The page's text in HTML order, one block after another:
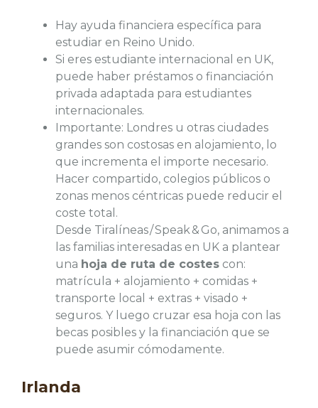
Hay ayuda financiera específica para
estudiar en Reino Unido.
Si eres estudiante internacional en UK,
puede haber préstamos o financiación
privada adaptada para estudiantes
internacionales.
Importante: Londres u otras ciudades
grandes son costosas en alojamiento, lo
que incrementa el importe necesario.
Hacer compartido, colegios públicos o
zonas menos céntricas puede reducir el
coste total.
Desde Tiralíneas / Speak & Go, animamos a
las familias interesadas en UK a plantear
una hoja de ruta de costes con:
matrícula + alojamiento + comidas +
transporte local + extras + visado +
seguros. Y luego cruzar esa hoja con las
becas posibles y la financiación que se
puede asumir cómodamente.
Irlanda